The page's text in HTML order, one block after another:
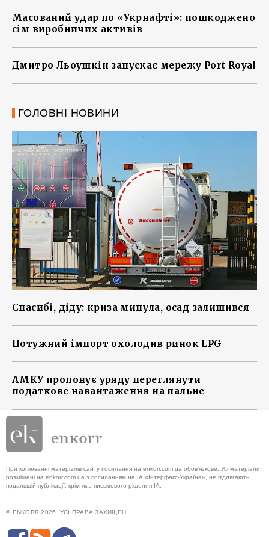
Масований удар по «Укрнафті»: пошкоджено
сім виробничих активів
Дмитро Льоушкін запускає мережу Port Royal
ГОЛОВНІ НОВИНИ
Спасибі, діду: криза минула, осад залишився
Потужний імпорт охолодив ринок LPG
АМКУ пропонує уряду переглянути
податкове навантаження на пальне
При копіюванні матеріалів сайту посилання на enkorr.com.ua обов'язкове. Усі матеріали,
розміщені на enkorr.com.ua з посиланням на ІА «Інтерфакс-Україна», не підлягають
подальшій публікації, крім як з письмового рішення ІА.
© ENKORR 2026. УСІ ПРАВА ЗАХИЩЕНІ.